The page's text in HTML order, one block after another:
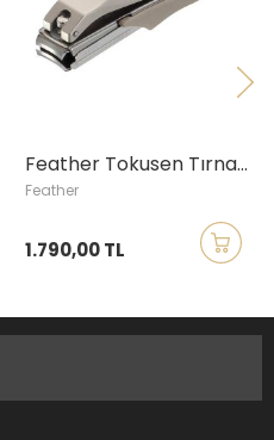
Feather Tokusen Tırnak Makası, Küçük Boy
Feather
1.790,00 TL